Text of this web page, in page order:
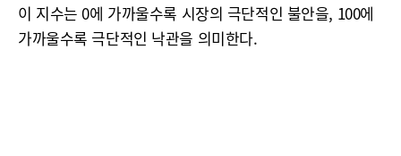
이 지수는 0에 가까울수록 시장의 극단적인 불안을, 100에
가까울수록 극단적인 낙관을 의미한다.